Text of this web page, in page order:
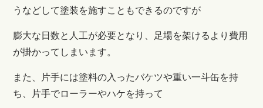
うなどして塗装を施すこともできるのですが
膨大な日数と人工が必要となり、足場を架けるより費用
が掛かってしまいます。
また、片手には塗料の入ったバケツや重い一斗缶を持
ち、片手でローラーやハケを持って